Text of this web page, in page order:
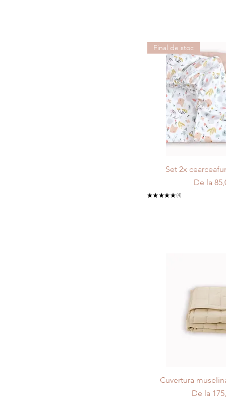
Final de stoc
Set 2x
De la
Preț
★★ ★★ ★ 4
4
Cuvertura
De la
Preț